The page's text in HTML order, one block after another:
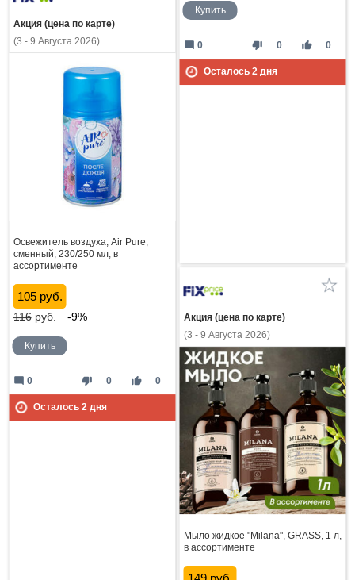
Купить
thumb_down 0 thumb_up 0
mode_comment 0
Осталось 2дня
Акция (цена по карте)
(3 - 9 Августа 2026)
Освежитель воздуха, Air Pure,
сменный, 230/250 мл, в
ассортименте
105 руб.
116руб. -9%
Купить
thumb_down 0 thumb_up 0
mode_comment 0
Осталось 2дня
Акция (цена по карте)
(3 - 9 Августа 2026)
Мыло жидкое "Milana", GRASS, 1 л,
в ассортименте